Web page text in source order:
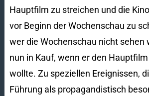
Hauptfilm zu streichen und die
vor Beginn der Wochenschau zu
wer die Wochenschau nicht sehen
nun in Kauf, wenn er den
wollte. Zu speziellen Ereignissen,
Führung als propagandistisch